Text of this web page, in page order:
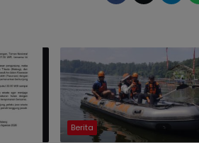
Berita